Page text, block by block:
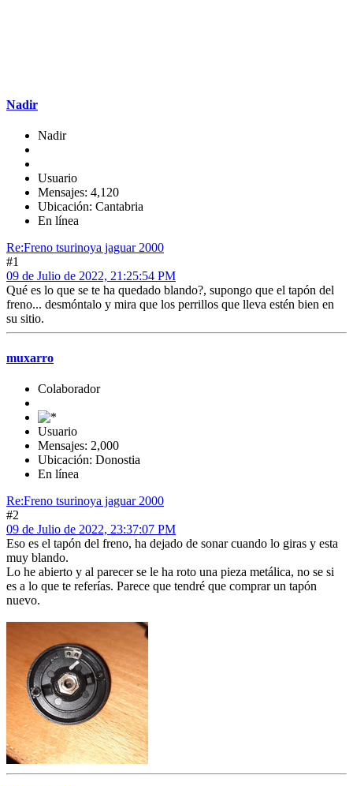
Nadir
Nadir
Usuario
Mensajes: 4,120
Ubicación: Cantabria
En línea
Re:Freno tsurinoya jaguar 2000
#1
09 de Julio de 2022, 21:25:54 PM
Qué es lo que se te ha quedado blando?, supongo que el tapón del
freno... desmóntalo y mira que los perrillos que lleva estén bien en
su sitio.
muxarro
Colaborador
Usuario
Mensajes: 2,000
Ubicación: Donostia
En línea
Re:Freno tsurinoya jaguar 2000
#2
09 de Julio de 2022, 23:37:07 PM
Eso es el tapón del freno, ha dejado de sonar cuando lo giras y esta
muy blando.
Lo he abierto y al parecer se le ha roto una pieza metálica, no se si
es a lo que te referías. Parece que tendré que comprar un tapón
nuevo.